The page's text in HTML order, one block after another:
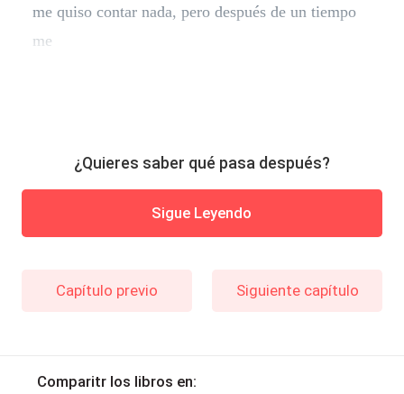
me quiso contar nada, pero después de un tiempo
me
¿Quieres saber qué pasa después?
Sigue Leyendo
Capítulo previo Siguiente capítulo
Comparitr los libros en: